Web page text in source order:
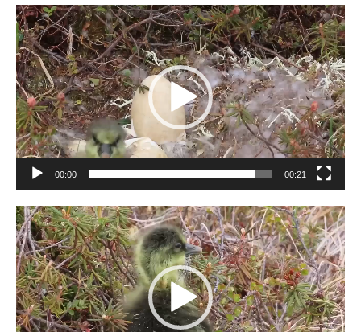
Видеоплеер
00:00 00:21
Видеоплеер